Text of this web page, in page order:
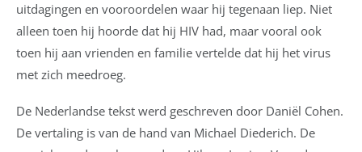
uitdagingen en vooroordelen waar hij tegenaan liep. Niet
alleen toen hij hoorde dat hij HIV had, maar vooral ook
toen hij aan vrienden en familie vertelde dat hij het virus
met zich meedroeg.
De Nederlandse tekst werd geschreven door Daniël Cohen.
De vertaling is van de hand van Michael Diederich. De